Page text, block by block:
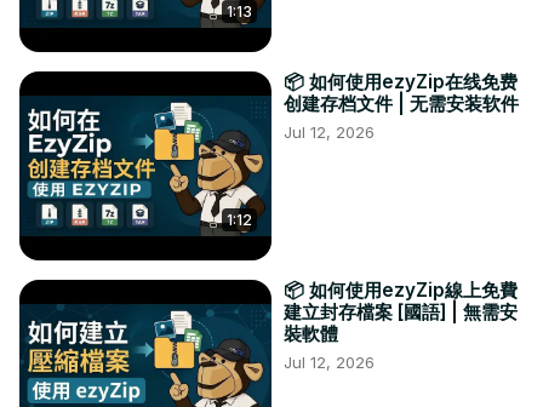
1:13
1:12
📦 如何使用ezyZip在线免费
创建存档文件 | 无需安装软件
Jul 12, 2026
📦 如何使用ezyZip線上免費
建立封存檔案 [國語] | 無需安
裝軟體
Jul 12, 2026